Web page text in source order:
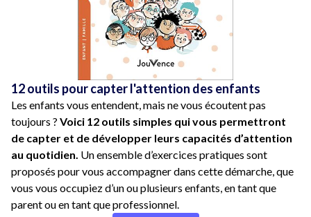
12 outils pour capter l'attention des enfants
Les enfants vous entendent, mais ne vous écoutent pas
toujours ? Voici 12 outils simples qui vous permettront
de capter et de développer leurs capacités d’attention
au quotidien. Un ensemble d’exercices pratiques sont
proposés pour vous accompagner dans cette démarche, que
vous vous occupiez d’un ou plusieurs enfants, en tant que
parent ou en tant que professionnel.